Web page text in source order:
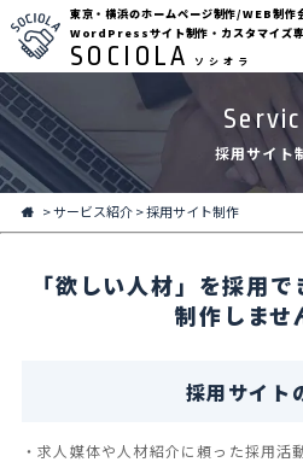
東京・横浜のホームページ制作/WEB制作
WordPressサイト制作・カスタマイズ
SOCIOLA ソシオラ
採用サイト
>サービス紹介>採用サイト制作
「欲しい人材」を採用
制作しませ
採用サイト
・求人媒体や⼈材紹介に頼った採⽤活